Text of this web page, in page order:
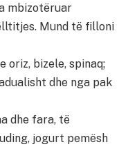
mbizotëruar
Mund të filloni
oriz, bizele, spinaq;
dhe nga pak
dhe fara, të
jogurt pemësh